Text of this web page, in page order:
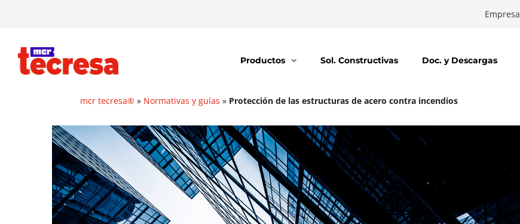
Empresa
Productos Sol. Constructivas Doc. y Descargas
mcr tecresa® » Normativas y guías » Protección de las estructuras de acero contra incendios